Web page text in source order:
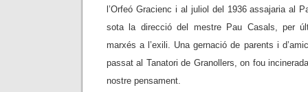
l’Orfeó Gracienc i al juliol del 1936 assajaria al
sota la direcció del mestre Pau Casals, per
marxés a l’exili. Una gernació de parents i
passat al Tanatori de Granollers, on fou
nostre pensament.